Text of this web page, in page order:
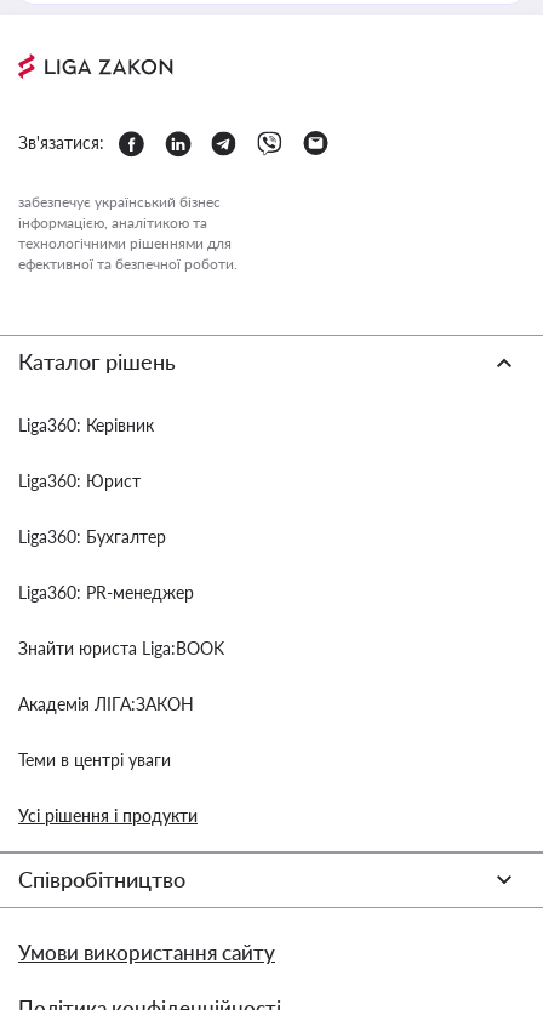
Зв'язатися:
забезпечує український бізнес
інформацією, аналітикою та
технологічними рішеннями для
ефективної та безпечної роботи.
Каталог рішень
Liga360: Керівник
Liga360: Юрист
Liga360: Бухгалтер
Liga360: PR-менеджер
Знайти юриста Liga:BOOK
Академія ЛІГА:ЗАКОН
Теми в центрі уваги
Усі рішення і продукти
Співробітництво
Умови використання сайту